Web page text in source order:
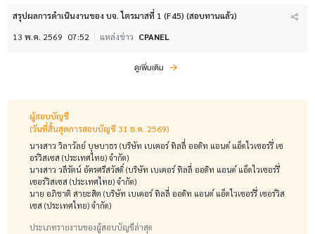
สรุปผลการดำเนินงานของ บจ. ไตรมาสที่ 1 (F45) (สอบทานแล้ว)
13 พ.ค. 2569 07:52 แหล่งข่าว CPANEL
ดูเพิ่มเติม
ผู้สอบบัญชี
(วันที่สิ้นสุดการสอบบัญชี 31 ธ.ค. 2569)
นางสาว วิลาวัลย์ บุษบาธร (บริษัท เบเคอร์ ทิลลี่ ออดิท แอนด์ แอ็ดไวเซอร์รี่ เซ
อร์วิสเซส (ประเทศไทย) จำกัด)
นางสาว วลีรัตน์ อัครศรีสวัสดิ์ (บริษัท เบเคอร์ ทิลลี่ ออดิท แอนด์ แอ็ดไวเซอร์รี่
เซอร์วิสเซส (ประเทศไทย) จำกัด)
นาย อภิชาติ สายะสิต (บริษัท เบเคอร์ ทิลลี่ ออดิท แอนด์ แอ็ดไวเซอร์รี่ เซอร์วิส
เซส (ประเทศไทย) จำกัด)
ประเภทรายงานของผู้สอบบัญชีล่าสุด